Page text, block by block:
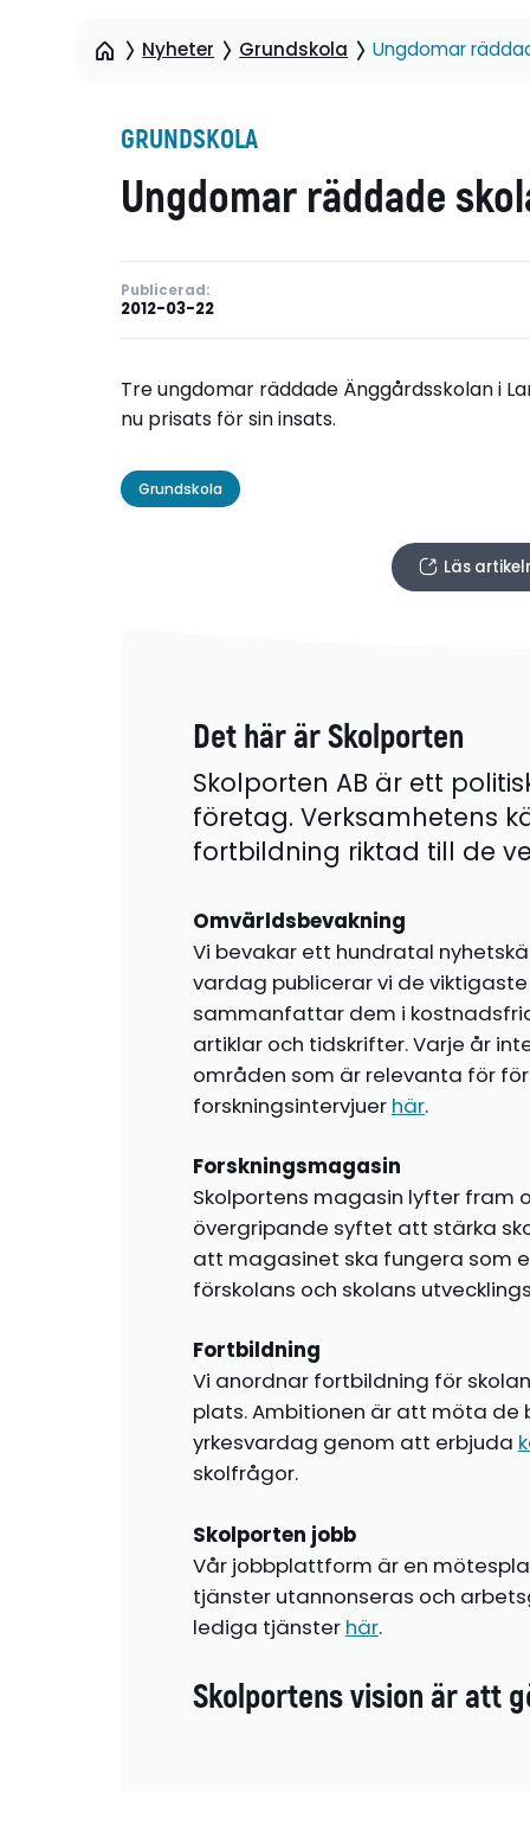
Nyheter Grundskola Ungdomar
GRUNDSKOLA
Ungdomar räddade
Publicerad:
2012-03-22
Tre ungdomar räddade Änggårdsskolan i
nu prisats för sin insats.
Grundskola
Läs
Det här är Skolporten
Skolporten AB är ett
företag. Verksamhetens
fortbildning riktad till de
Omvärldsbevakning
Vi bevakar ett hundratal
vardag publicerar vi de
sammanfattar dem i
artiklar och tidskrifter. Varje år
områden som är relevanta för
forskningsintervjuer här.
Forskningsmagasin
Skolportens magasin lyfter fram
övergripande syftet att stärka
att magasinet ska fungera som
förskolans och skolans
Fortbildning
Vi anordnar fortbildning för
plats. Ambitionen är att möta de
yrkesvardag genom att erbjuda
skolfrågor.
Skolporten jobb
Vår jobbplattform är en
tjänster utannonseras och
lediga tjänster här.
Skolportens vision är att